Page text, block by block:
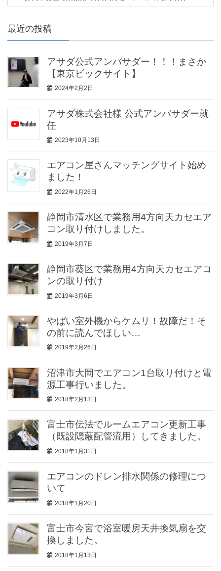
最近の投稿
アサダ公式アンバサダー！！！まさか
【東京ビックサイト】
2024年2月2日
アサダ株式会社様 公式アンバサダー就
任
2023年10月13日
エアコン屋さんマッチングサイト始め
ました！
2022年1月26日
静岡市清水区で業務用4方向天カセエア
コン取り付けしました。
2019年3月7日
静岡市葵区で業務用4方向天カセエアコ
ンの取り付け
2019年3月6日
やばい室外機からケムリ！故障だ！そ
の前に読んでほしい…
2019年2月26日
沼津市大岡でエアコン1台取り付けと電
源工事行いました。
2018年2月13日
富士市伝法でルームエアコン更新工事
（既設隠蔽配管流用）してきました。
2018年1月31日
エアコンのドレン排水関係の修理につ
いて
2018年1月20日
富士市今宮で浴室暖房天井換気扇を交
換しました。
2018年1月13日